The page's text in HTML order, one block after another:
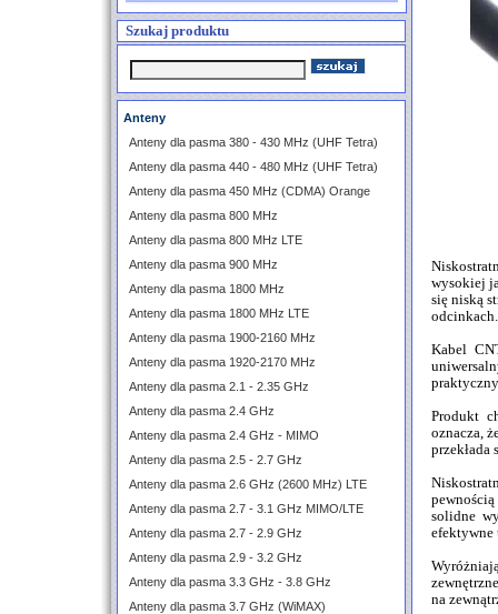
Szukaj produktu
Anteny
Anteny dla pasma 380 - 430 MHz (UHF Tetra)
Anteny dla pasma 440 - 480 MHz (UHF Tetra)
Anteny dla pasma 450 MHz (CDMA) Orange
Anteny dla pasma 800 MHz
Anteny dla pasma 800 MHz LTE
Anteny dla pasma 900 MHz
Anteny dla pasma 1800 MHz
Anteny dla pasma 1800 MHz LTE
Anteny dla pasma 1900-2160 MHz
Anteny dla pasma 1920-2170 MHz
Anteny dla pasma 2.1 - 2.35 GHz
Anteny dla pasma 2.4 GHz
Anteny dla pasma 2.4 GHz - MIMO
Anteny dla pasma 2.5 - 2.7 GHz
Anteny dla pasma 2.6 GHz (2600 MHz) LTE
Anteny dla pasma 2.7 - 3.1 GHz MIMO/LTE
Anteny dla pasma 2.7 - 2.9 GHz
Anteny dla pasma 2.9 - 3.2 GHz
Anteny dla pasma 3.3 GHz - 3.8 GHz
Anteny dla pasma 3.7 GHz (WiMAX)
wysokiej
się niską
odcinkach.
Kabel
Produkt
oznacza,
przekłada
solidne
efektywne
na